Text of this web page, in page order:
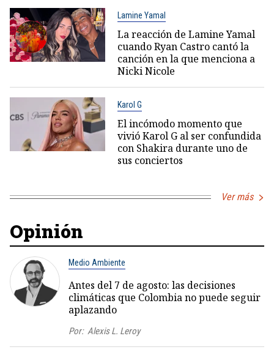
Lamine Yamal
La reacción de Lamine Yamal
cuando Ryan Castro cantó la
canción en la que menciona a
Nicki Nicole
Karol G
El incómodo momento que
vivió Karol G al ser confundida
con Shakira durante uno de
sus conciertos
Ver más
Opinión
Medio Ambiente
Antes del 7 de agosto: las decisiones
climáticas que Colombia no puede seguir
aplazando
Por: Alexis L. Leroy